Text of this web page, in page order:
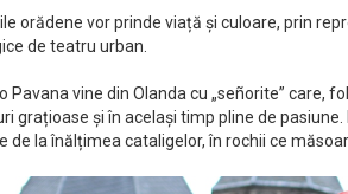
orădene vor prinde viață și culoare, prin
de teatru urban.
Pavana vine din Olanda cu „señorite” care,
grațioase și în același timp pline de
de la înălțimea cataligelor, în rochii ce